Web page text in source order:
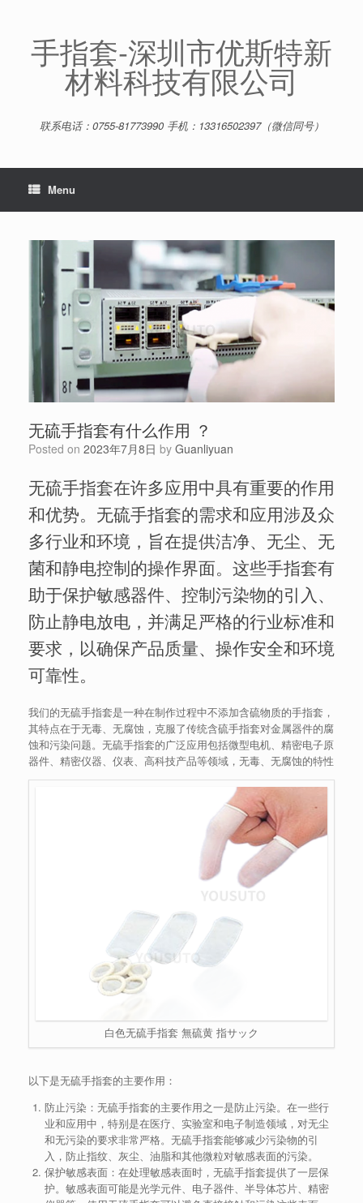
content手指套-深圳市优斯特新
材料科技有限公司
联系电话：0755-81773990 手机：13316502397（微信同号）
Menu
无硫手指套有什么作用 ？
Posted on 2023年7月8日 by Guanliyuan
无硫手指套在许多应用中具有重要的作用
和优势。无硫手指套的需求和应用涉及众
多行业和环境，旨在提供洁净、无尘、无
菌和静电控制的操作界面。这些手指套有
助于保护敏感器件、控制污染物的引入、
防止静电放电，并满足严格的行业标准和
要求，以确保产品质量、操作安全和环境
可靠性。
我们的无硫手指套是一种在制作过程中不添加含硫物质的手指套，
其特点在于无毒、无腐蚀，克服了传统含硫手指套对金属器件的腐
蚀和污染问题。无硫手指套的广泛应用包括微型电机、精密电子原
器件、精密仪器、仪表、高科技产品等领域，无毒、无腐蚀的特性
白色无硫手指套 無硫黄 指サック
以下是无硫手指套的主要作用：
防止污染：无硫手指套的主要作用之一是防止污染。在一些行
业和应用中，特别是在医疗、实验室和电子制造领域，对无尘
和无污染的要求非常严格。无硫手指套能够减少污染物的引
入，防止指纹、灰尘、油脂和其他微粒对敏感表面的污染。
保护敏感表面：在处理敏感表面时，无硫手指套提供了一层保
护。敏感表面可能是光学元件、电子器件、半导体芯片、精密